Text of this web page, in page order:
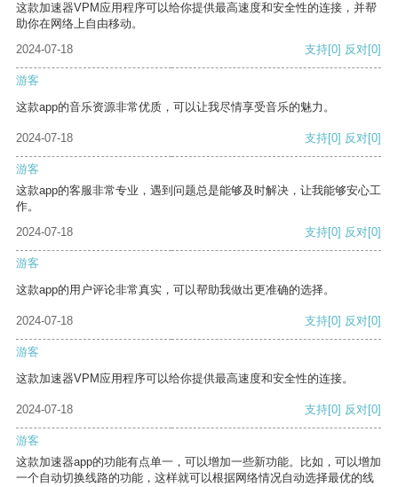
这款加速器VPM应用程序可以给你提供最高速度和安全性的连接，并帮
助你在网络上自由移动。
2024-07-18
支持[0] 反对[0]
游客
这款app的音乐资源非常优质，可以让我尽情享受音乐的魅力。
2024-07-18 支持[0] 反对[0]
游客
这款app的客服非常专业，遇到问题总是能够及时解决，让我能够安心工
作。
2024-07-18
支持[0] 反对[0]
游客
这款app的用户评论非常真实，可以帮助我做出更准确的选择。
2024-07-18 支持[0] 反对[0]
游客
这款加速器VPM应用程序可以给你提供最高速度和安全性的连接。
2024-07-18 支持[0] 反对[0]
游客
这款加速器app的功能有点单一，可以增加一些新功能。比如，可以增加
一个自动切换线路的功能，这样就可以根据网络情况自动选择最优的线